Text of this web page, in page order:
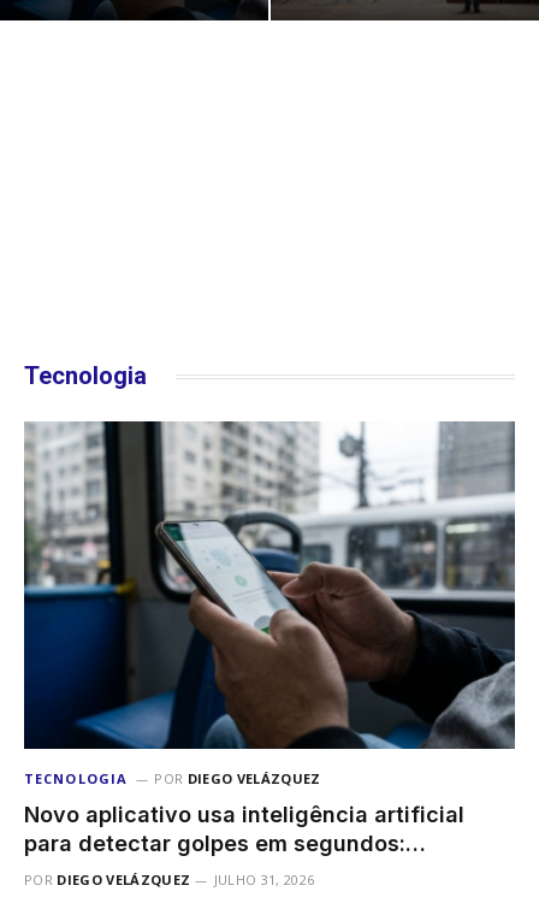
Tecnologia
TECNOLOGIA POR DIEGO VELÁZQUEZ
Novo aplicativo usa inteligência artificial
para detectar golpes em segundos:
ferramenta chega em meio ao aumento das
POR DIEGO VELÁZQUEZ JULHO 31, 2026